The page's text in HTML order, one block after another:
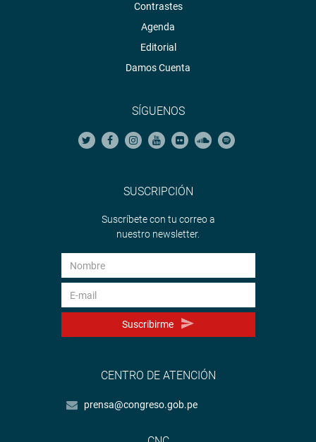
Contrastes
Agenda
Editorial
Damos Cuenta
SÍGUENOS
SUSCRIPCIÓN
Suscríbete con tu correo a
nuestro newsletter.
Suscribirme
CENTRO DE ATENCIÓN
prensa@congreso.gob.pe